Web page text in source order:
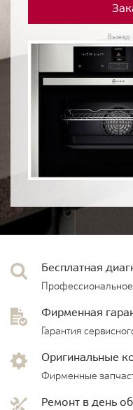
Выезд
Бесплатная
Фирменная
Гарантия
Оригинальные
Фирменные
Ремонт в день